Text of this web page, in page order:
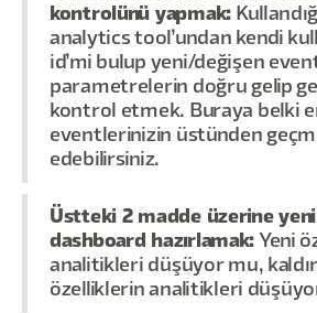
kontrolünü yapmak:
analytics tool’undan kendi
id’mi bulup yeni/değişen
parametrelerin doğru gelip
kontrol etmek. Buraya belki
eventlerinizin üstünden
edebilirsiniz.
Üstteki 2 madde üzerine
dashboard hazırlamak: Yeni
analitikleri düşüyor mu,
özelliklerin analitikleri